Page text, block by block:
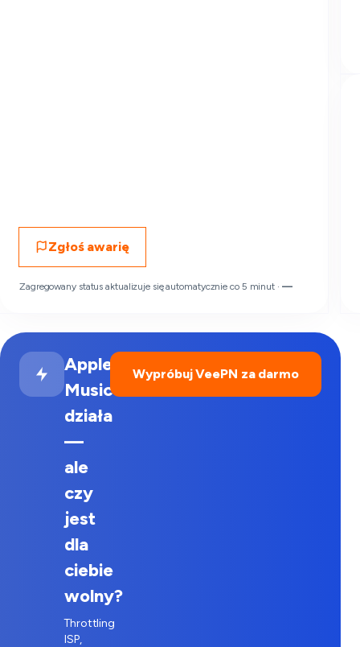
Zgłoś awarię
Zagregowany status aktualizuje się automatycznie co 5 minut · —
Apple
Music
działa
—
ale
czy
jest
dla
ciebie
wolny?
Throttling
ISP,
Wypróbuj VeePN za darmo